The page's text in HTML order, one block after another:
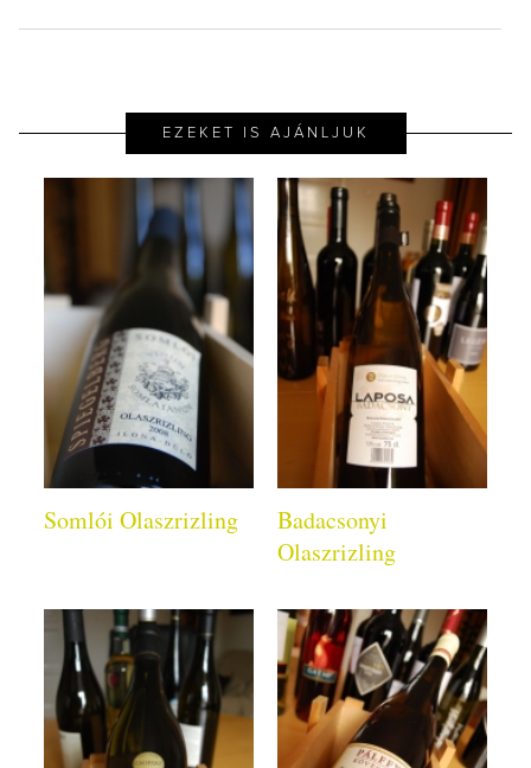
EZEKET IS AJÁNLJUK
Somlói Olaszrizling
Badacsonyi
Olaszrizling